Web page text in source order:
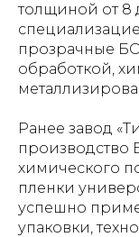
толщиной от 8
прозрачные
обработкой,
Ранее завод
химического
пленки
успешно
упаковки,